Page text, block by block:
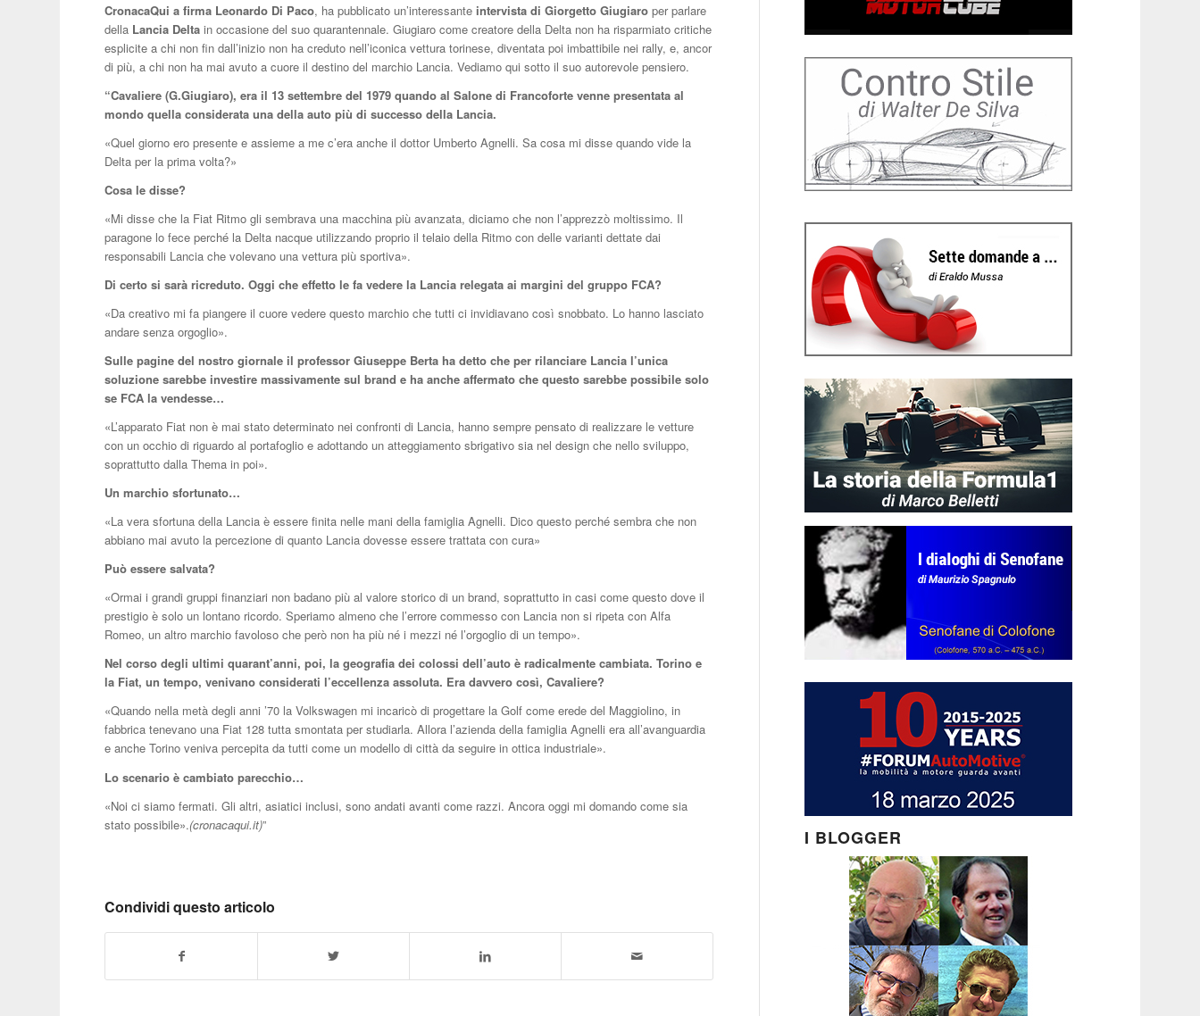
CronacaQui a firma Leonardo Di Paco, ha pubblicato un’interessante intervista di Giorgetto Giugiaro per parlare
della Lancia Delta in occasione del suo quarantennale. Giugiaro come creatore della Delta non ha risparmiato critiche
esplicite a chi non fin dall’inizio non ha creduto nell’iconica vettura torinese, diventata poi imbattibile nei rally, e, ancor
di più, a chi non ha mai avuto a cuore il destino del marchio Lancia. Vediamo qui sotto il suo autorevole pensiero.
“Cavaliere (G.Giugiaro), era il 13 settembre del 1979 quando al Salone di Francoforte venne presentata al
mondo quella considerata una della auto più di successo della Lancia.
«Quel giorno ero presente e assieme a me c’era anche il dottor Umberto Agnelli. Sa cosa mi disse quando vide la
Delta per la prima volta?»
Cosa le disse?
«Mi disse che la Fiat Ritmo gli sembrava una macchina più avanzata, diciamo che non l’apprezzò moltissimo. Il
paragone lo fece perché la Delta nacque utilizzando proprio il telaio della Ritmo con delle varianti dettate dai
responsabili Lancia che volevano una vettura più sportiva».
Di certo si sarà ricreduto. Oggi che effetto le fa vedere la Lancia relegata ai margini del gruppo FCA?
«Da creativo mi fa piangere il cuore vedere questo marchio che tutti ci invidiavano così snobbato. Lo hanno lasciato
andare senza orgoglio».
Sulle pagine del nostro giornale il professor Giuseppe Berta ha detto che per rilanciare Lancia l’unica
soluzione sarebbe investire massivamente sul brand e ha anche affermato che questo sarebbe possibile solo
se FCA la vendesse…
«L’apparato Fiat non è mai stato determinato nei confronti di Lancia, hanno sempre pensato di realizzare le vetture
con un occhio di riguardo al portafoglio e adottando un atteggiamento sbrigativo sia nel design che nello sviluppo,
soprattutto dalla Thema in poi».
Un marchio sfortunato…
«La vera sfortuna della Lancia è essere finita nelle mani della famiglia Agnelli. Dico questo perché sembra che non
abbiano mai avuto la percezione di quanto Lancia dovesse essere trattata con cura»
Può essere salvata?
«Ormai i grandi gruppi finanziari non badano più al valore storico di un brand, soprattutto in casi come questo dove il
prestigio è solo un lontano ricordo. Speriamo almeno che l’errore commesso con Lancia non si ripeta con Alfa
Romeo, un altro marchio favoloso che però non ha più né i mezzi né l’orgoglio di un tempo».
Nel corso degli ultimi quarant’anni, poi, la geografia dei colossi dell’auto è radicalmente cambiata. Torino e
la Fiat, un tempo, venivano considerati l’eccellenza assoluta. Era davvero così, Cavaliere?
«Quando nella metà degli anni ’70 la Volkswagen mi incaricò di progettare la Golf come erede del Maggiolino, in
fabbrica tenevano una Fiat 128 tutta smontata per studiarla. Allora l’azienda della famiglia Agnelli era all’avanguardia
e anche Torino veniva percepita da tutti come un modello di città da seguire in ottica industriale».
Lo scenario è cambiato parecchio…
«Noi ci siamo fermati. Gli altri, asiatici inclusi, sono andati avanti come razzi. Ancora oggi mi domando come sia
stato possibile».(cronacaqui.it)”
Condividi questo articolo
I BLOGGER